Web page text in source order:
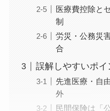
医療費控除と
制
労災・公務災
合
誤解しやすいポ
先進医療・自
外
民間保険は「